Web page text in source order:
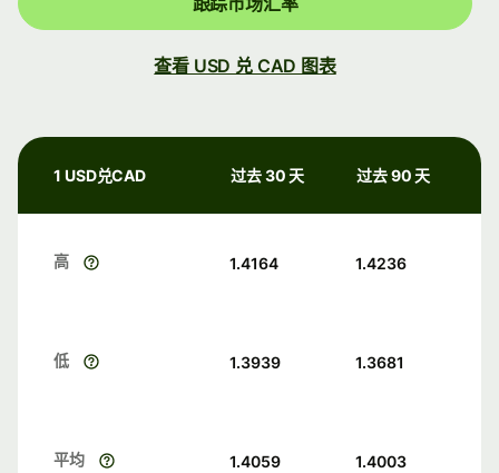
查看 USD 兑 CAD 图表
1 USD兑CAD 过去 30 天 过去 90 天
高 1.4164 1.4236
低 1.3939 1.3681
平均 1.4059 1.4003